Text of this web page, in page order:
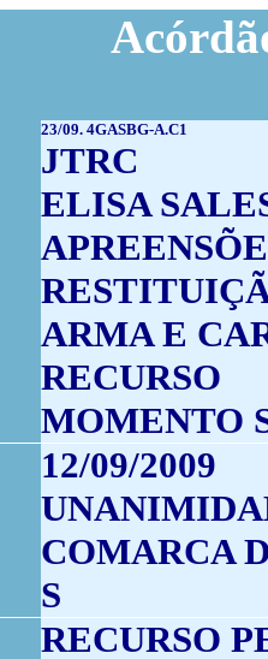
23/09. 4GASBG-A.C1
JTRC
ELISA
ARMA E
RECURSO
MOMENTO
12/09/2009
COMARCA
S
RECURSO